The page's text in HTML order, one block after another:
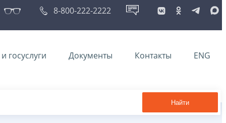
8-800-222-2222
госуслуги Документы Контакты ENG
Найти